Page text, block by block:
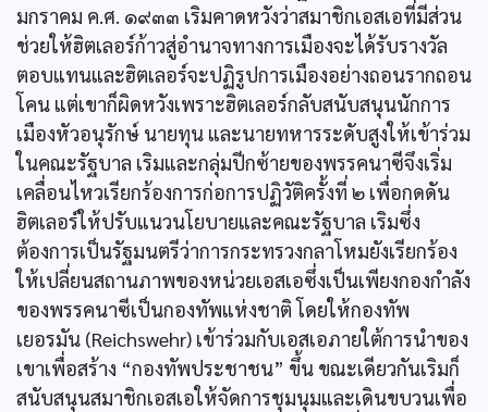
มกราคม ค.ศ. ๑๙๓๓ เริมคาดหวังว่าสมาชิกเอสเอที่มีส่วน
ช่วยให้ฮิตเลอร์ก้าวสู่อำนาจทางการเมืองจะได้รับรางวัล
ตอบแทนและฮิตเลอร์จะปฏิรูปการเมืองอย่างถอนรากถอน
โคน แต่เขาก็ผิดหวังเพราะฮิตเลอร์กลับสนับสนุนนักการ
เมืองหัวอนุรักษ์ นายทุน และนายทหารระดับสูงให้เข้าร่วม
ในคณะรัฐบาล เริมและกลุ่มปีกซ้ายของพรรคนาซีจึงเริ่ม
เคลื่อนไหวเรียกร้องการก่อการปฏิวัติครั้งที่ ๒ เพื่อกดดัน
ฮิตเลอร์ให้ปรับแนวนโยบายและคณะรัฐบาล เริมซึ่ง
ต้องการเป็นรัฐมนตรีว่าการกระทรวงกลาโหมยังเรียกร้อง
ให้เปลี่ยนสถานภาพของหน่วยเอสเอซึ่งเป็นเพียงกองกำลัง
ของพรรคนาซีเป็นกองทัพแห่งชาติ โดยให้กองทัพ
เยอรมัน (Reichswehr) เข้าร่วมกับเอสเอภายใต้การนำของ
เขาเพื่อสร้าง “กองทัพประชาชน” ขึ้น ขณะเดียวกันเริมก็
สนับสนุนสมาชิกเอสเอให้จัดการชุมนุมและเดินขบวนเพื่อ